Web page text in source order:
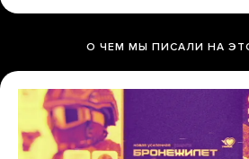
О ЧЕМ МЫ ПИСАЛИ НА